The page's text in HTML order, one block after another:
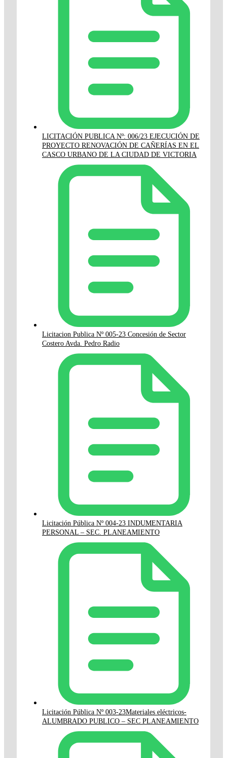
LICITACIÓN PUBLICA Nº: 006/23 EJECUCIÓN DE
PROYECTO RENOVACIÓN DE CAÑERÍAS EN EL
CASCO URBANO DE LA CIUDAD DE VICTORIA
Licitacion Publica Nº 005-23 Concesión de Sector
Costero Avda. Pedro Radio
Licitación Pública Nº 004-23 INDUMENTARIA
PERSONAL – SEC. PLANEAMIENTO
Licitación Pública Nº 003-23Materiales eléctricos-
ALUMBRADO PUBLICO – SEC PLANEAMIENTO